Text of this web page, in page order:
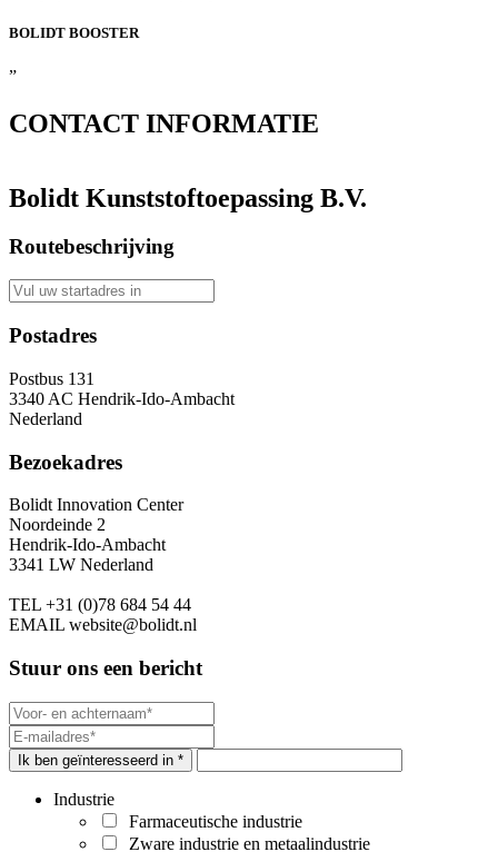
BOLIDT BOOSTER
”
CONTACT INFORMATIE
Bolidt Kunststoftoepassing B.V.
Routebeschrijving
Postadres
Postbus 131
3340 AC Hendrik-Ido-Ambacht
Nederland
Bezoekadres
Bolidt Innovation Center
Noordeinde 2
Hendrik-Ido-Ambacht
3341 LW Nederland
TEL +31 (0)78 684 54 44
EMAIL website@bolidt.nl
Stuur ons een bericht
Ik ben geïnteresseerd in *
Industrie
Farmaceutische industrie
Zware industrie en metaalindustrie